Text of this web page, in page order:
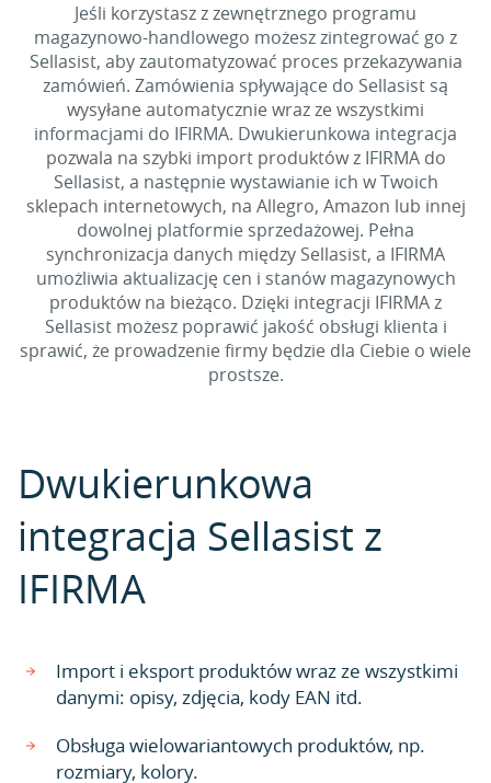
Jeśli korzystasz z zewnętrznego programu
magazynowo-handlowego możesz zintegrować go z
Sellasist, aby zautomatyzować proces przekazywania
zamówień. Zamówienia spływające do Sellasist są
wysyłane automatycznie wraz ze wszystkimi
informacjami do IFIRMA. Dwukierunkowa integracja
pozwala na szybki import produktów z IFIRMA do
Sellasist, a następnie wystawianie ich w Twoich
sklepach internetowych, na Allegro, Amazon lub innej
dowolnej platformie sprzedażowej. Pełna
synchronizacja danych między Sellasist, a IFIRMA
umożliwia aktualizację cen i stanów magazynowych
produktów na bieżąco. Dzięki integracji IFIRMA z
Sellasist możesz poprawić jakość obsługi klienta i
sprawić, że prowadzenie firmy będzie dla Ciebie o wiele
prostsze.
Dwukierunkowa
integracja Sellasist z
IFIRMA
Import i eksport produktów wraz ze wszystkimi
danymi: opisy, zdjęcia, kody EAN itd.
Obsługa wielowariantowych produktów, np.
rozmiary, kolory.